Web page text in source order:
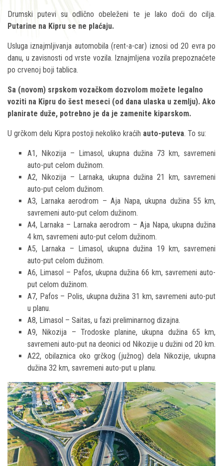
Drumski putevi su odlično obeleženi te je lako doći do cilja.
Putarine na Kipru se ne plaćaju.
Usluga iznajmljivanja automobila (rent-a-car) iznosi od 20 evra po
danu, u zavisnosti od vrste vozila. Iznajmljena vozila prepoznaćete
po crvenoj boji tablica.
Sa (novom) srpskom vozačkom dozvolom možete legalno
voziti na Kipru do šest meseci (od dana ulaska u zemlju). Ako
planirate duže, potrebno je da je zamenite kiparskom.
U grčkom delu Kipra postoji nekoliko kraćih auto-puteva. To su:
A1, Nikozija – Limasol, ukupna dužina 73 km, savremeni
auto-put celom dužinom.
A2, Nikozija – Larnaka, ukupna dužina 21 km, savremeni
auto-put celom dužinom.
A3, Larnaka aerodrom – Aja Napa, ukupna dužina 55 km,
savremeni auto-put celom dužinom.
A4, Larnaka – Larnaka aerodrom – Aja Napa, ukupna dužina
4 km, savremeni auto-put celom dužinom.
A5, Larnaka – Limasol, ukupna dužina 19 km, savremeni
auto-put celom dužinom.
A6, Limasol – Pafos, ukupna dužina 66 km, savremeni auto-
put celom dužinom.
A7, Pafos – Polis, ukupna dužina 31 km, savremeni auto-put
u planu.
A8, Limasol – Saitas, u fazi preliminarnog dizajna.
A9, Nikozija – Trodoske planine, ukupna dužina 65 km,
savremeni auto-put na deonici od Nikozije u dužini od 20 km.
A22, obilaznica oko grčkog (južnog) dela Nikozije, ukupna
dužina 32 km, savremeni auto-put u planu.